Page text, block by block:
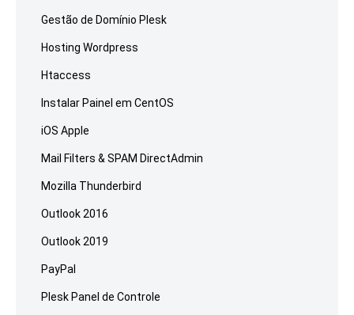
Gestão de Domínio Plesk
Hosting Wordpress
Htaccess
Instalar Painel em CentOS
iOS Apple
Mail Filters & SPAM DirectAdmin
Mozilla Thunderbird
Outlook 2016
Outlook 2019
PayPal
Plesk Panel de Controle